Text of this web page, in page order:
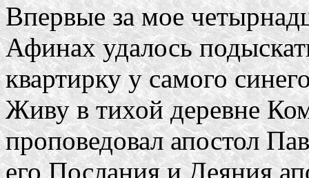
Впервые за мое
Афинах удалось
квартирку у самого
Живу в тихой деревне
проповедовал апостол
его Послания и Деяния